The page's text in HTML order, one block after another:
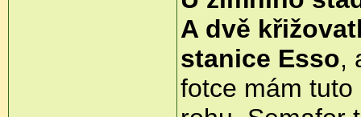
A dvě
stanice Esso,
fotce mám